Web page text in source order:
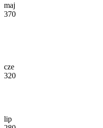
maj
370
cze
320
lip